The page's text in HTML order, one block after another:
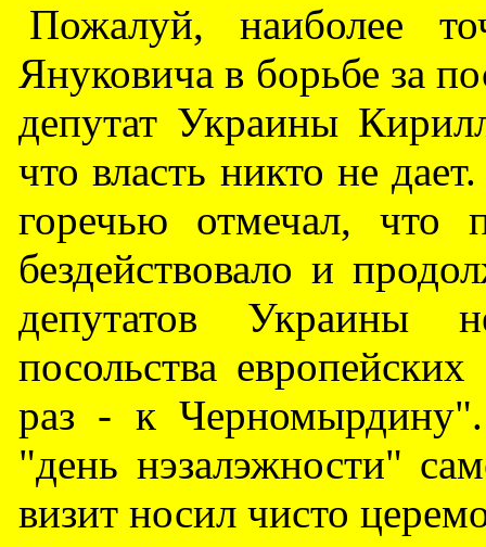
Пожалуй, наиболее
Януковича в борьбе за
депутат Украины
что власть никто не
горечью отмечал, что
бездействовало и
депутатов Украины
посольства
раз - к
"день нэзалэжности"
визит носил чисто